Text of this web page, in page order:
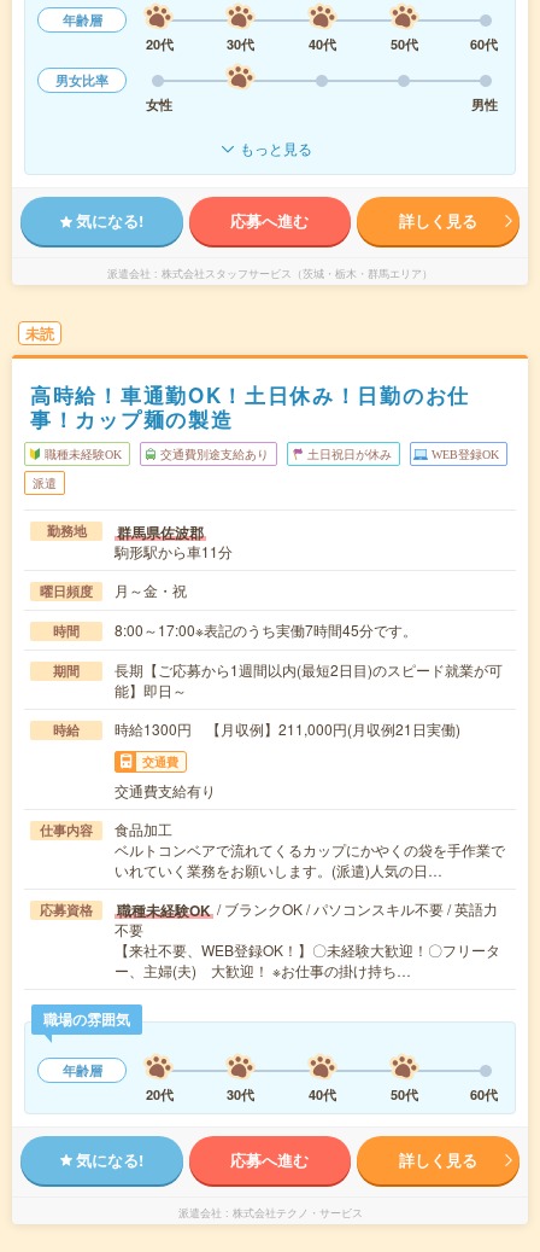
年齢層
20代
30代 40代 50代
60代
男女比率
女性
男性
もっと見る
気になる! 応募へ進む 詳しく見る
派遣会社 株式会社スタッフサービス（茨城・栃木・群馬エリア）
未読
高時給！車通勤OK！土日休み！日勤のお仕
事！カップ麺の製造
職種未経験OK 交通費別途支給あり 土日祝日が休み WEB登録OK
派遣
勤務地 群馬県佐波郡
駒形駅から車11分
曜日頻度 月～金・祝
時間 8:00～17:00※表記のうち実働7時間45分です。
期間
長期【ご応募から1週間以内(最短2日目)のスピード就業が可
能】即日～
時給 時給1300円 【月収例】211,000円(月収例21日実働)
交通費
交通費支給有り
仕事内容
食品加工
ベルトコンベアで流れてくるカップにかやくの袋を手作業で
いれていく業務をお願いします。(派遣)人気の日…
応募資格 職種未経験OK / ブランクOK / パソコンスキル不要 / 英語力
不要
【来社不要、WEB登録OK！】〇未経験大歓迎！〇フリータ
ー、主婦(夫) 大歓迎！ ※お仕事の掛け持ち…
職場の雰囲気
年齢層
20代
30代 40代 50代 60代
気になる! 応募へ進む 詳しく見る
派遣会社 株式会社テクノ・サービス